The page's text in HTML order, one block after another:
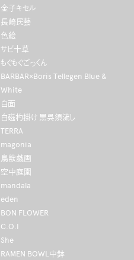
金子キセル
長崎民藝
色絵
サビ十草
もぐもぐごっくん
BARBAR×Boris Tellegen Blue &
White
白面
白磁杓掛け 黒呉須流し
TERRA
magonia
鳥獣戯画
空中庭園
mandala
eden
BON FLOWER
C.O.I
She
RAMEN BOWL中鉢